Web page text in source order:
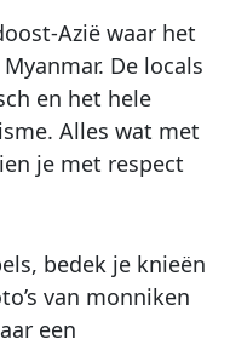
Azië waar het
De locals
en het hele
Alles wat met
je met respect
bedek je knieën
van monniken
een